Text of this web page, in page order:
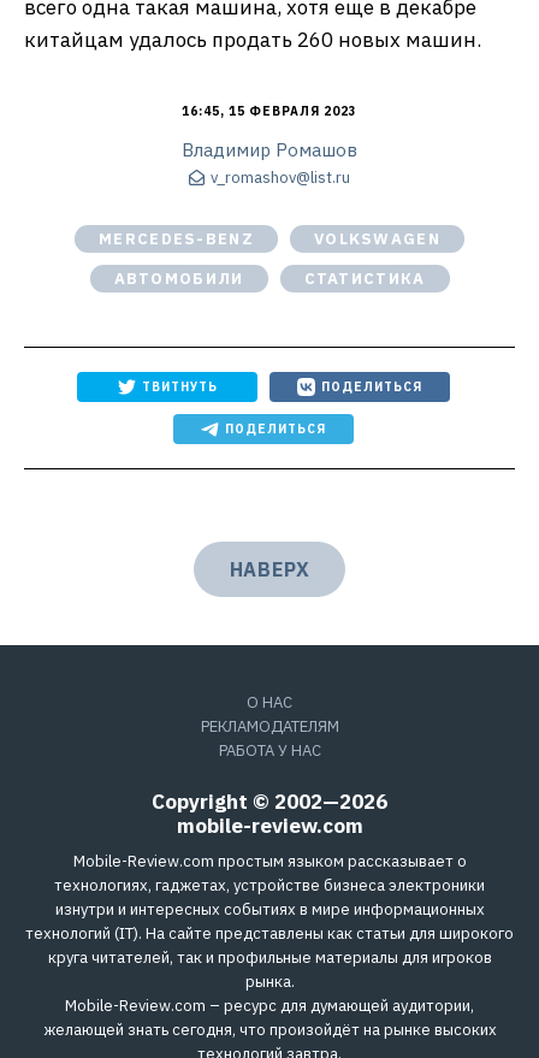
всего одна такая машина, хотя еще в декабре
китайцам удалось продать 260 новых машин.
16:45, 15 ФЕВРАЛЯ 2023
Владимир Ромашов
v_romashov@list.ru
MERCEDES-BENZ
VOLKSWAGEN
АВТОМОБИЛИ
СТАТИСТИКА
ТВИТНУТЬ ПОДЕЛИТЬСЯ
ПОДЕЛИТЬСЯ
НАВЕРХ
О НАС
РЕКЛАМОДАТЕЛЯМ
РАБОТА У НАС
Copyright © 2002—2026
mobile-review.com
Mobile-Review.com простым языком рассказывает о
технологиях, гаджетах, устройстве бизнеса электроники
изнутри и интересных событиях в мире информационных
технологий (IT). На сайте представлены как статьи для широкого
круга читателей, так и профильные материалы для игроков
рынка.
Mobile-Review.com – ресурс для думающей аудитории,
желающей знать сегодня, что произойдёт на рынке высоких
технологий завтра.